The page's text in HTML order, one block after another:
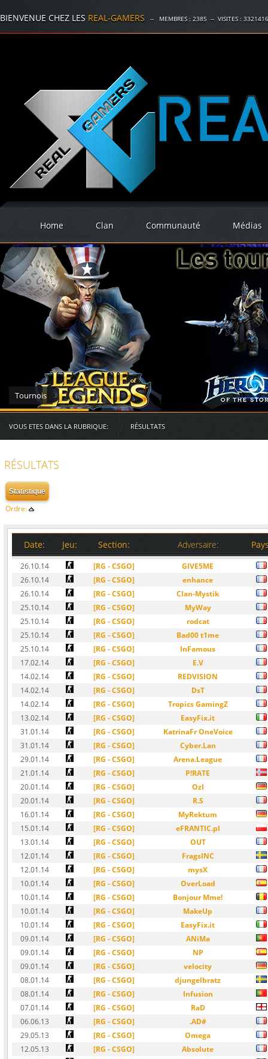
BIENVENUE CHEZ LES REAL-GAMERS -- MEMBRES : 2385 -- VISITES : 3321416
Home Clan Communauté Médias
Serveurs des RG
VOUS ETES DANS LA RUBRIQUE: RÉSULTATS
RÉSULTATS
Ordre:
Date: Jeu: Section: Adversaire:
26.10.14 [RG - CSGO]
GIVE5ME
26.10.14
[RG - CSGO]
enhance
26.10.14
[RG - CSGO]
Clan-Mystik
25.10.14
[RG - CSGO]
MyWay
25.10.14
[RG - CSGO]
rodcat
25.10.14
[RG - CSGO]
Bad00 t1me
25.10.14
[RG - CSGO]
InFamous
17.02.14
[RG - CSGO]
E.V
14.02.14
[RG - CSGO]
REDVISION
14.02.14
[RG - CSGO]
DsT
14.02.14
[RG - CSGO]
Tropics GamingZ
13.02.14
[RG - CSGO]
EasyFix.it
31.01.14
[RG - CSGO]
KatrinaFr OneVoice
31.01.14
[RG - CSGO]
Cyber.Lan
29.01.14
[RG - CSGO]
Arena.League
21.01.14
[RG - CSGO]
P!RATE
20.01.14
[RG - CSGO]
OzI
20.01.14
[RG - CSGO]
R.S
16.01.14
[RG - CSGO]
MyRektum
15.01.14
[RG - CSGO]
eFRANTIC.pl
13.01.14
[RG - CSGO]
OUT
12.01.14
[RG - CSGO]
FragsINC
12.01.14
[RG - CSGO]
mysX
10.01.14
[RG - CSGO]
OverLoad
10.01.14
[RG - CSGO]
Bonjour Mme!
10.01.14
[RG - CSGO]
MakeUp
10.01.14
[RG - CSGO]
EasyFix.it
09.01.14
[RG - CSGO]
ANiMa
09.01.14
[RG - CSGO]
NP
09.01.14
[RG - CSGO]
velocity
08.01.14
[RG - CSGO]
djungelbratz
08.01.14
[RG - CSGO]
Infusion
07.01.14
[RG - CSGO]
RaD
06.06.13
[RG - CSGO]
.AD#
29.05.13
[RG - CSGO]
Omega
12.05.13
[RG - CSGO]
Absolute